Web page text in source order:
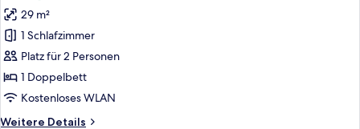
Doppelzimmer,
Meerblick
(Rozoli)
anzeigen
29 m²
1 Schlafzimmer
Platz für 2 Personen
1 Doppelbett
Kostenloses WLAN
Weitere Details
Weitere